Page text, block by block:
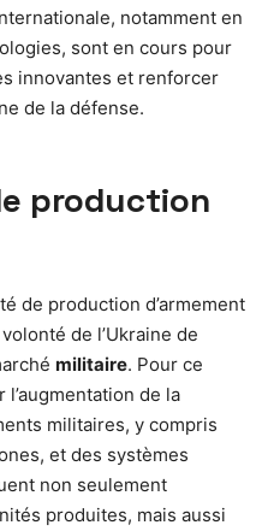
notamment en
sont en cours pour
innovantes et renforcer
de la défense.
production
de production d’armement
de l’Ukraine de
militaire. Pour ce
de la
militaires, y compris
et des systèmes
non seulement
produites, mais aussi